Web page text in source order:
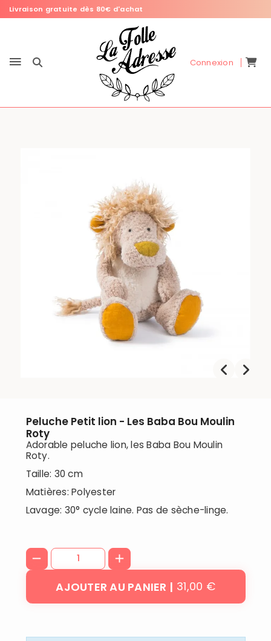
Livraison gratuite dès 80€ d'achat
Connexion
Peluche Petit lion - Les Baba Bou Moulin
Roty
Adorable peluche lion, les Baba Bou Moulin
Roty.
Taille: 30 cm
Matières: Polyester
Lavage: 30° cycle laine. Pas de sèche-linge.
31,00 €
AJOUTER AU PANIER